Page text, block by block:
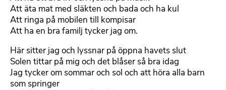
Att äta mat med släkten och bada och ha kul
Att ringa på mobilen till kompisar
Att ha en bra familj tycker jag om.
Här sitter jag och lyssnar på öppna havets slut
Solen tittar på mig och det blåser så bra idag
Jag tycker om sommar och sol och att höra alla barn
som springer